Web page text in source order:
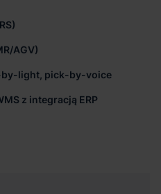
AGV)
light, pick-by-voice
z integracją ERP